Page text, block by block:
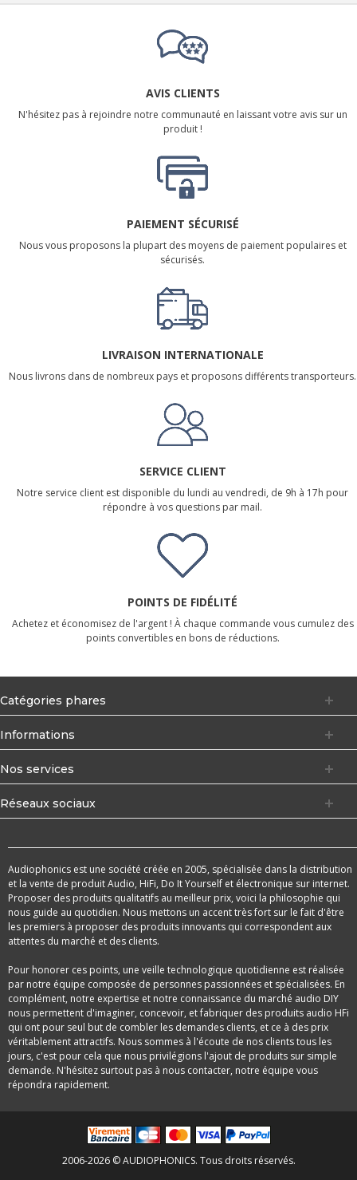
AVIS CLIENTS
N'hésitez pas à rejoindre notre communauté en laissant votre avis sur un
produit !
PAIEMENT SÉCURISÉ
Nous vous proposons la plupart des moyens de paiement populaires et
sécurisés.
LIVRAISON INTERNATIONALE
Nous livrons dans de nombreux pays et proposons différents transporteurs.
SERVICE CLIENT
Notre service client est disponible du lundi au vendredi, de 9h à 17h pour
répondre à vos questions par mail.
POINTS DE FIDÉLITÉ
Achetez et économisez de l'argent ! À chaque commande vous cumulez des
points convertibles en bons de réductions.
Catégories phares
Informations
Nos services
Réseaux sociaux
Audiophonics est une société créée en 2005, spécialisée dans la distribution
et la vente de produit Audio, HiFi, Do It Yourself et électronique sur internet.
Proposer des produits qualitatifs au meilleur prix, voici la philosophie qui
nous guide au quotidien. Nous mettons un accent très fort sur le fait d'être
les premiers à proposer des produits innovants qui correspondent aux
attentes du marché et des clients.
Pour honorer ces points, une veille technologique quotidienne est réalisée
par notre équipe composée de personnes passionnées et spécialisées. En
complément, notre expertise et notre connaissance du marché audio DIY
nous permettent d'imaginer, concevoir, et fabriquer des produits audio HFi
qui ont pour seul but de combler les demandes clients, et ce à des prix
véritablement attractifs. Nous sommes à l'écoute de nos clients tous les
jours, c'est pour cela que nous privilégions l'ajout de produits sur simple
demande. N'hésitez surtout pas à nous contacter, notre équipe vous
répondra rapidement.
2006-2026 © AUDIOPHONICS. Tous droits réservés.